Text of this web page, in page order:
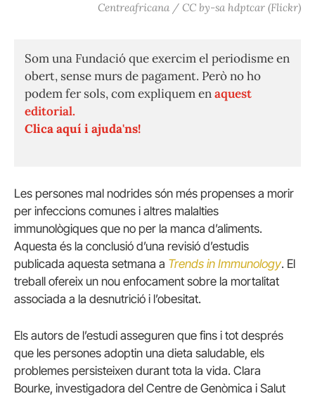
Centreafricana / CC by-sa hdptcar (Flickr)
Som una Fundació que exercim el periodisme en
obert, sense murs de pagament. Però no ho
podem fer sols, com expliquem enaquest
editorial.
Clica aquí i ajuda'ns!
Les persones mal nodrides són més propenses a morir
per infeccions comunes i altres malalties
immunològiques que no per la manca d’aliments.
Aquesta és la conclusió d’una revisió d’estudis
publicada aquesta setmana a Trends in Immunology. El
treball ofereix un nou enfocament sobre la mortalitat
associada a la desnutrició i l’obesitat.
Els autors de l’estudi asseguren que fins i tot després
que les persones adoptin una dieta saludable, els
problemes persisteixen durant tota la vida. Clara
Bourke, investigadora del Centre de Genòmica i Salut